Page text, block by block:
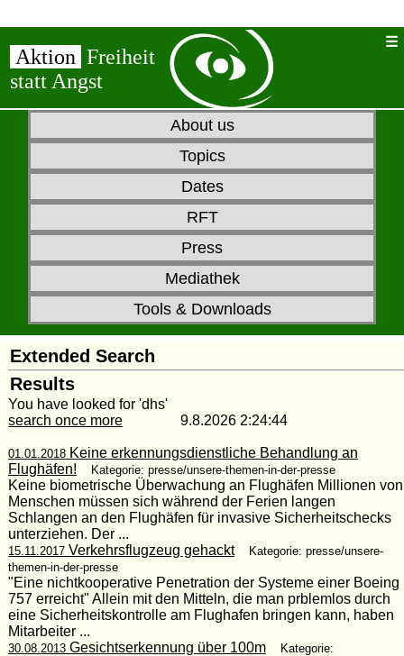
Aktion Freiheit
statt Angst
About us
Topics
Dates
RFT
Press
Mediathek
Tools & Downloads
Extended Search
Results
You have looked for 'dhs'
search once more9.8.2026 2:24:44
01.01.2018Keine erkennungsdienstliche Behandlung an
Flughäfen!
Kategorie: presse/unsere-themen-in-der-presse
Keine biometrische Überwachung an Flughäfen Millionen von
Menschen müssen sich während der Ferien langen
Schlangen an den Flughäfen für invasive Sicherheitschecks
unterziehen. Der ...
15.11.2017Verkehrsflugzeug gehackt
Kategorie: presse/unsere-
themen-in-der-presse
"Eine nichtkooperative Penetration der Systeme einer Boeing
757 erreicht" Allein mit den Mitteln, die man prblemlos durch
eine Sicherheitskontrolle am Flughafen bringen kann, haben
Mitarbeiter ...
30.08.2013Gesichtserkennung über 100m
Kategorie: